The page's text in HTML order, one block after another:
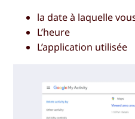
la date à laquelle
L’heure
L’application utilisée